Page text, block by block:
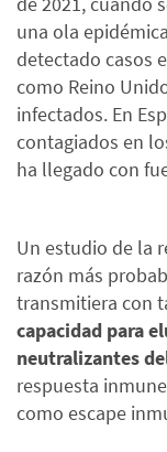
una ola
detectado casos
como Reino
infectados. En
contagiados en
ha llegado con
Un estudio de la
razón más
transmitiera con
capacidad para
neutralizantes
respuesta
como escape